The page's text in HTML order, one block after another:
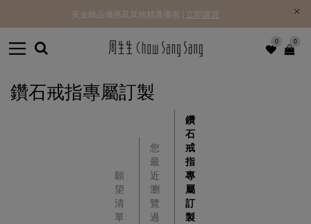
0 0
黃金飾品優惠及其他精選優惠 | 立即購買
鑽石戒指專屬訂製
願
望
清
單
您
最
近
瀏
覽
過
鑽
石
戒
指
專
屬
訂
製